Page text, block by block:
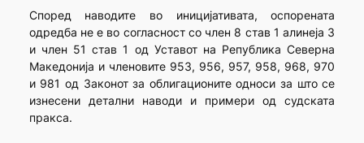
Според наводите во иницијативата, оспорената
одредба не е во согласност со член 8 став 1 алинеја 3
и член 51 став 1 од Уставот на Република Северна
Македонија и членовите 953, 956, 957, 958, 968, 970
и 981 од Законот за облигационите односи за што се
изнесени детални наводи и примери од судската
пракса.